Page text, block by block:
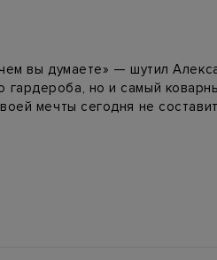
вы думаете» — шутил
но и самый
мечты сегодня не